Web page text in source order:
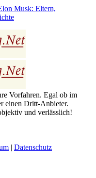
Musk: Eltern,
Vorfahren. Egal ob im
einen Dritt-Anbieter.
und verlässlich!
| Datenschutz